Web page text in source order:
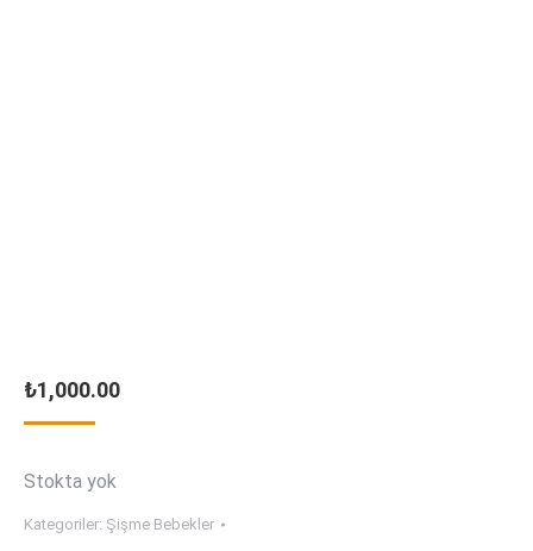
₺1,000.00
Stokta yok
Kategoriler: Şişme Bebekler